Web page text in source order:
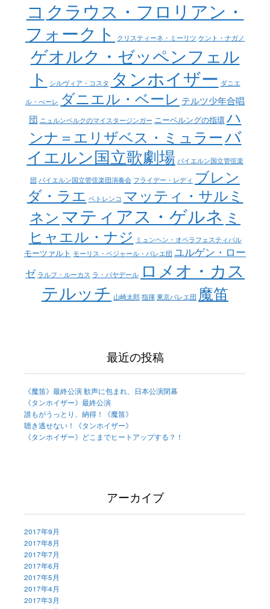
コ クラウス・フロリアン・
フォークト
クリスティーネ・ミーリツ ケント・ナガノ
ゲオルク・ゼッペンフェル
ト
シルヴィア・コスタ タンホイザー ダニエ
ル・べーレ ダニエル・ベーレ テルツ少年合唱
団 ニュルンベルクのマイスタージンガー ニーベルングの指環ハ
ンナ＝エリザベス・ミュラーバ
イエルン国立歌劇場 バイエルン国立管弦楽
団 バイエルン国立管弦楽団演奏会 フライデー・レディ ブレン
ダ・ラエ ペトレンコ マッティ・サルミ
ネン マティアス・ゲルネ ミ
ヒャエル・ナジ ミュンヘン・オペラフェスティバル
モーツァルト モーリス・ベジャール・バレエ団 ユルゲン・ロー
ゼ ラルフ・ルーカス ラ・バヤデール ロメオ・カス
テルッチ 山崎太郎 指揮 東京バレエ団 魔笛
最近の投稿
《魔笛》最終公演 歓声に包まれ、日本公演閉幕
《タンホイザー》最終公演
誰もがうっとり、納得！《魔笛》
聴き逃せない！《タンホイザー》
《タンホイザー》どこまでヒートアップする？！
アーカイブ
2017年9月
2017年8月
2017年7月
2017年6月
2017年5月
2017年4月
2017年3月